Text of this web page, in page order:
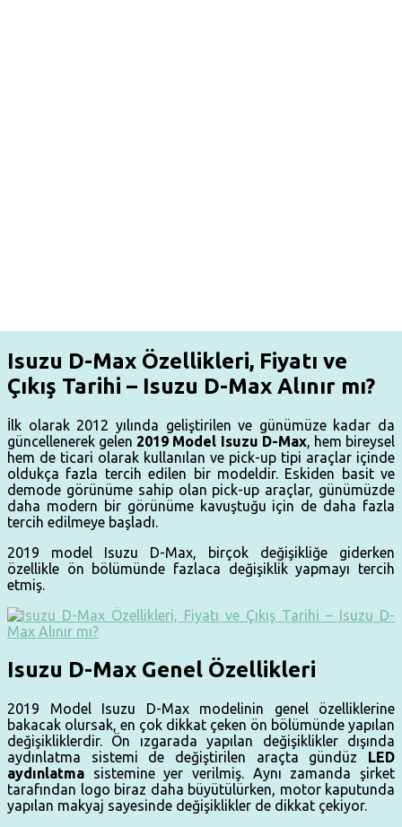
Isuzu D-Max Özellikleri, Fiyatı ve
Çıkış Tarihi – Isuzu D-Max Alınır mı?
İlk olarak 2012 yılında geliştirilen ve günümüze kadar da
güncellenerek gelen 2019 Model Isuzu D-Max, hem bireysel
hem de ticari olarak kullanılan ve pick-up tipi araçlar içinde
oldukça fazla tercih edilen bir modeldir. Eskiden basit ve
demode görünüme sahip olan pick-up araçlar, günümüzde
daha modern bir görünüme kavuştuğu için de daha fazla
tercih edilmeye başladı.
2019 model Isuzu D-Max, birçok değişikliğe giderken
özellikle ön bölümünde fazlaca değişiklik yapmayı tercih
etmiş.
Isuzu D-Max Genel Özellikleri
2019 Model Isuzu D-Max modelinin genel özelliklerine
bakacak olursak, en çok dikkat çeken ön bölümünde yapılan
değişikliklerdir. Ön ızgarada yapılan değişiklikler dışında
aydınlatma sistemi de değiştirilen araçta gündüz LED
aydınlatma sistemine yer verilmiş. Aynı zamanda şirket
tarafından logo biraz daha büyütülürken, motor kaputunda
yapılan makyaj sayesinde değişiklikler de dikkat çekiyor.